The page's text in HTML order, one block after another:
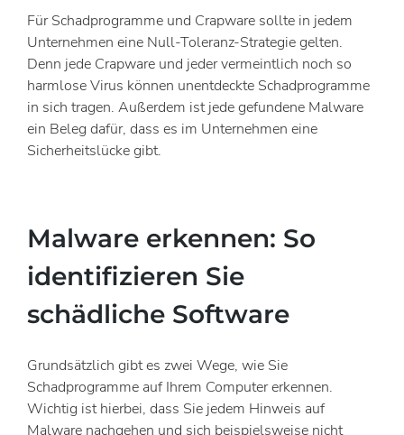
Für Schadprogramme und Crapware sollte in jedem
Unternehmen eine Null-Toleranz-Strategie gelten.
Denn jede Crapware und jeder vermeintlich noch so
harmlose Virus können unentdeckte Schadprogramme
in sich tragen. Außerdem ist jede gefundene Malware
ein Beleg dafür, dass es im Unternehmen eine
Sicherheitslücke gibt.
Malware erkennen: So
identifizieren Sie
schädliche Software
Grundsätzlich gibt es zwei Wege, wie Sie
Schadprogramme auf Ihrem Computer erkennen.
Wichtig ist hierbei, dass Sie jedem Hinweis auf
Malware nachgehen und sich beispielsweise nicht